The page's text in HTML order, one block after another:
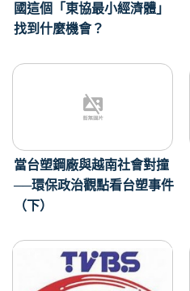
國這個「東協最小經濟體」
找到什麼機會？
當台塑鋼廠與越南社會對撞
──環保政治觀點看台塑事件
（下）